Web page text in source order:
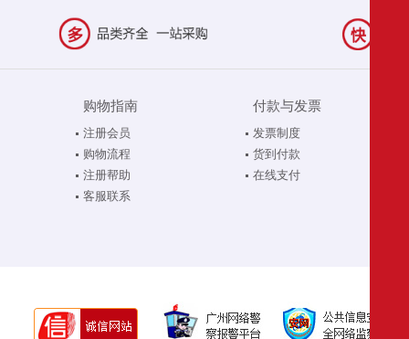
购物指南
注册会员
购物流程
注册帮助
客服联系
付款与发票
发票制度
货到付款
在线支付